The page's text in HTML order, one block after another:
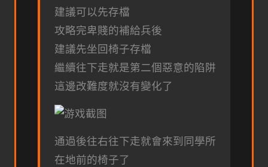
建議可以先存檔
攻略完卑賤的補給兵後
建議先坐回椅子存檔
繼續往下走就是第二個惡意的陷阱
這邊改難度就沒有變化了
通過後往右往下走就會來到同學所
在地前的椅子了